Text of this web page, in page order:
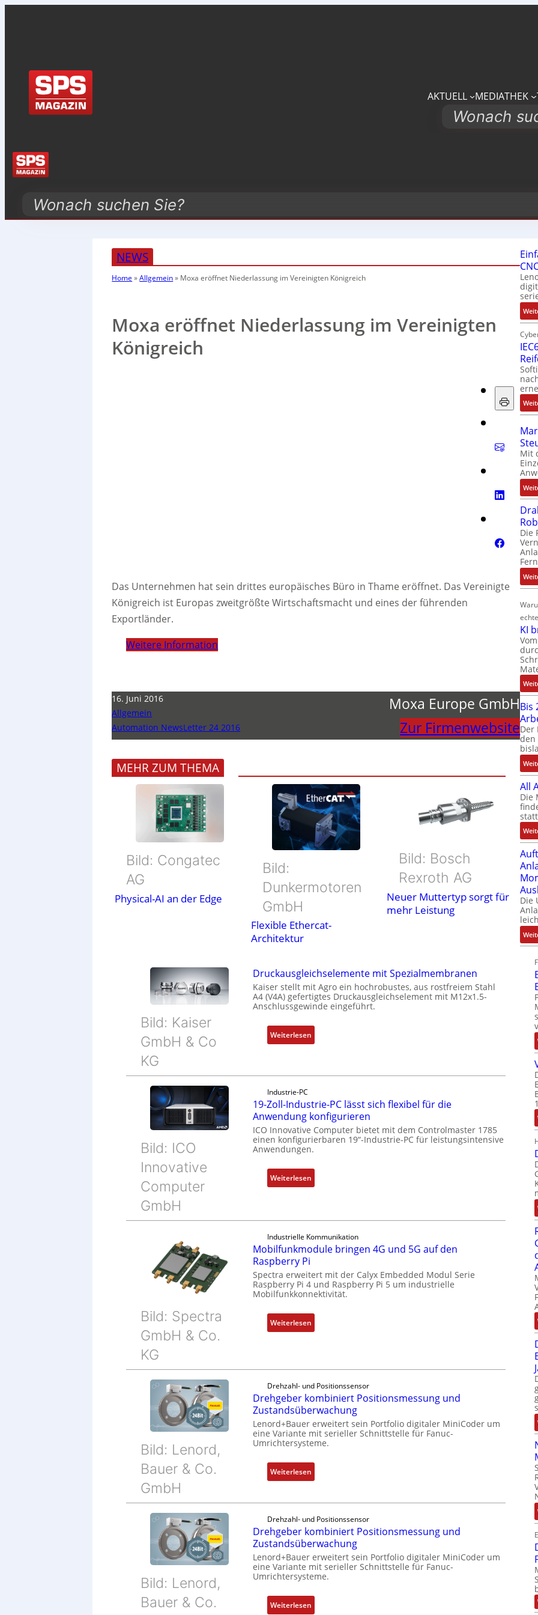
AKTUELL MEDIATHEK
Search
Search
NEWS
Home »Allgemein» Moxa eröffnet Niederlassung im Vereinigten Königreich
Moxa eröffnet Niederlassung im Vereinigten
Königreich
Das Unternehmen hat sein drittes europäisches Büro in Thame eröffnet. Das Vereinigte
Königreich ist Europas zweitgrößte Wirtschaftsmacht und eines der führenden
Exportländer.
Weitere Information
16. Juni 2016
Allgemein
Automation NewsLetter 24 2016
Moxa Europe GmbH
Zur Firmenwebsite
MEHR ZUM THEMA
Bild: Congatec
AG
Physical-AI an der Edge
Bild:
Dunkermotoren
GmbH
Flexible Ethercat-
Architektur
Bild: Bosch
Rexroth AG
Neuer Muttertyp sorgt für
mehr Leistung
Bild: Kaiser
GmbH & Co
KG
Druckausgleichselemente mit Spezialmembranen
Kaiser stellt mit Agro ein hochrobustes, aus rostfreiem Stahl
A4 (V4A) gefertigtes Druckausgleichselement mit M12x1.5-
Anschlussgewinde eingeführt.
Weiterlesen:
D
a
u
s
g
e
i
s
e
l
m
e
n
t
e
p
e
z
i
a
m
e
b
n
Bild: ICO
Innovative
Computer
GmbH
Industrie-PC
19-Zoll-Industrie-PC lässt sich flexibel für die
Anwendung konfigurieren
ICO Innovative Computer bietet mit dem Controlmaster 1785
einen konfigurierbaren 19“-Industrie-PC für leistungsintensive
Anwendungen.
Weiterlesen:
1
o
l
-
I
d
u
e
-
P
C
l
s
s
i
c
h
f
l
e
x
i
Bild: Spectra
GmbH & Co.
KG
Industrielle Kommunikation
Mobilfunkmodule bringen 4G und 5G auf den
Raspberry Pi
Spectra erweitert mit der Calyx Embedded Modul Serie
Raspberry Pi 4 und Raspberry Pi 5 um industrielle
Mobilfunkkonnektivität.
Weiterlesen:
M
i
l
f
u
n
k
m
o
d
b
r
i
n
g
n
4
Bild: Lenord,
Bauer & Co.
GmbH
Drehzahl- und Positionssensor
Drehgeber kombiniert Positionsmessung und
Zustandsüberwachung
Lenord+Bauer erweitert sein Portfolio digitaler MiniCoder um
eine Variante mit serieller Schnittstelle für Fanuc-
Umrichtersysteme.
Weiterlesen:
D
h
g
e
b
e
k
o
Bild: Lenord,
Bauer & Co.
Drehzahl- und Positionssensor
Drehgeber kombiniert Positionsmessung und
Zustandsüberwachung
Lenord+Bauer erweitert sein Portfolio digitaler MiniCoder um
eine Variante mit serieller Schnittstelle für Fanuc-
Umrichtersysteme.
Weiterlesen:
Mit
Die
KI
Bis
Der
den
All
Die
Die